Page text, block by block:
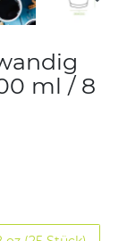
ml / 8